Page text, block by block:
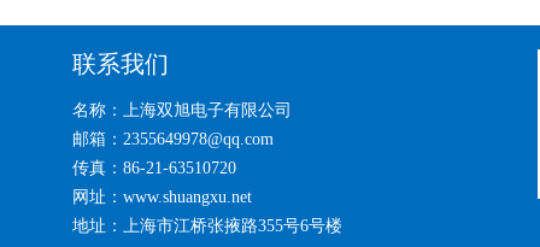
联系我们
名称：上海双旭电子有限公司
邮箱：2355649978@qq.com
传真：86-21-63510720
网址：www.shuangxu.net
地址：上海市江桥张掖路355号6号楼